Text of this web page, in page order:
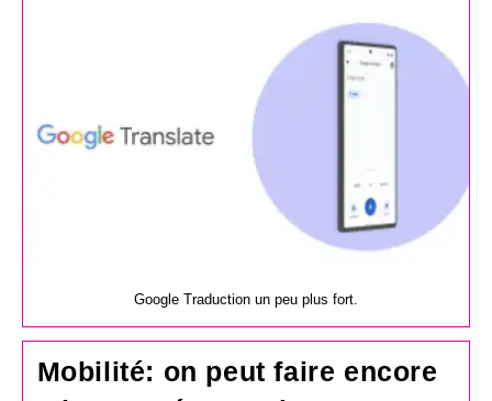
Google Traduction un peu plus fort.
Mobilité: on peut faire encore